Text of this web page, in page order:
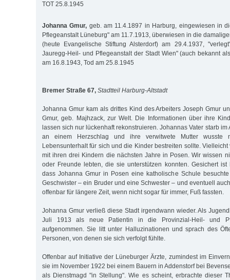
TOT 25.8.1945
Johanna Gmur, geb. am 11.4.1897 in Harburg, eingewiesen in
Pflegeanstalt Lüneburg" am 11.7.1913, überwiesen in die
(heute Evangelische Stiftung Alsterdorf) am 29.4.1937,
Jauregg-Heil- und Pflegeanstalt der Stadt Wien" (auch bekannt
am 16.8.1943, Tod am 25.8.1945
Bremer Straße 67, Stadtteil Harburg-Altstadt
Johanna Gmur kam als drittes Kind des Arbeiters Joseph Gmur
Gmur, geb. Majhzack, zur Welt. Die Informationen über ihre
lassen sich nur lückenhaft rekonstruieren. Johannas Vater starb im
an einem Herzschlag und ihre verwitwete Mutter wusste
Lebensunterhalt für sich und die Kinder bestreiten sollte.
mit ihren drei Kindern die nächsten Jahre in Posen. Wir wissen
oder Freunde lebten, die sie unterstützen konnten. Gesichert ist
dass Johanna Gmur in Posen eine katholische Schule
Geschwister – ein Bruder und eine Schwester – und eventuell
offenbar für längere Zeit, wenn nicht sogar für immer, Fuß fassten.
Johanna Gmur verließ diese Stadt irgendwann wieder. Als
Juli 1913 als neue Patientin in die Provinzial-Heil- und
aufgenommen. Sie litt unter Halluzinationen und sprach des
Personen, von denen sie sich verfolgt fühlte.
Offenbar auf Initiative der Lüneburger Ärzte, zumindest im
sie im November 1922 bei einem Bauern in Addenstorf bei
als Dienstmagd "in Stellung". Wie es scheint, erbrachte dieser